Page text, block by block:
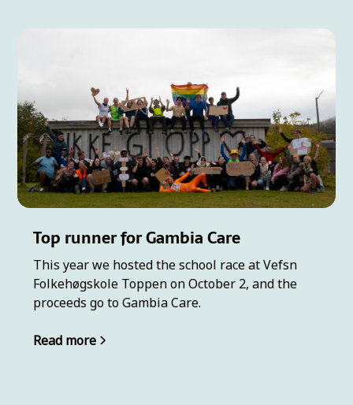
Top runner for Gambia Care
This year we hosted the school race at Vefsn
Folkehøgskole Toppen on October 2, and the
proceeds go to Gambia Care.
Read more